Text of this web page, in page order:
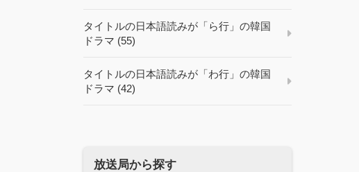
タイトルの日本語読みが「ら行」の韓国
ドラマ (55)
タイトルの日本語読みが「わ行」の韓国
ドラマ (42)
放送局から探す